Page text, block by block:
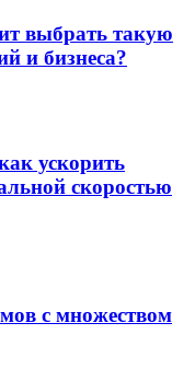
выбрать такую
и бизнеса?
ускорить
скоростью
с множеством